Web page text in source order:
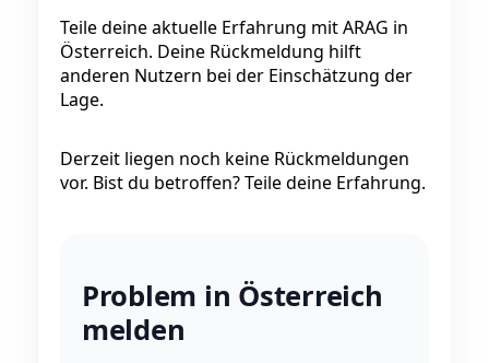
Teile deine aktuelle Erfahrung mit ARAG in
Österreich. Deine Rückmeldung hilft
anderen Nutzern bei der Einschätzung der
Lage.
Derzeit liegen noch keine Rückmeldungen
vor. Bist du betroffen? Teile deine Erfahrung.
Problem in Österreich
melden